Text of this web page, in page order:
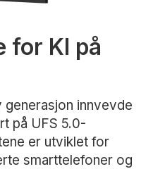
for KI på
generasjon innvevde
på UFS 5.0-
er utviklet for
smarttelefoner og